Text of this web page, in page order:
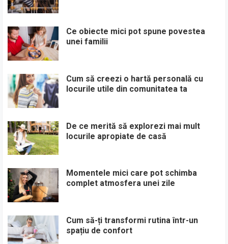
Ce obiecte mici pot spune povestea
unei familii
Cum să creezi o hartă personală cu
locurile utile din comunitatea ta
De ce merită să explorezi mai mult
locurile apropiate de casă
Momentele mici care pot schimba
complet atmosfera unei zile
Cum să-ți transformi rutina într-un
spațiu de confort